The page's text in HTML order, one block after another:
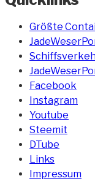
Größte
Facebook
Instagram
Youtube
Steemit
DTube
Links
Impressum